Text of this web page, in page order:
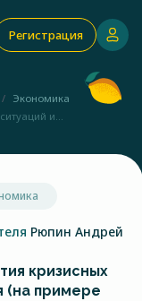
Регистрация
Экономика
и...
Рюпин Андрей
кризисных
(на примере